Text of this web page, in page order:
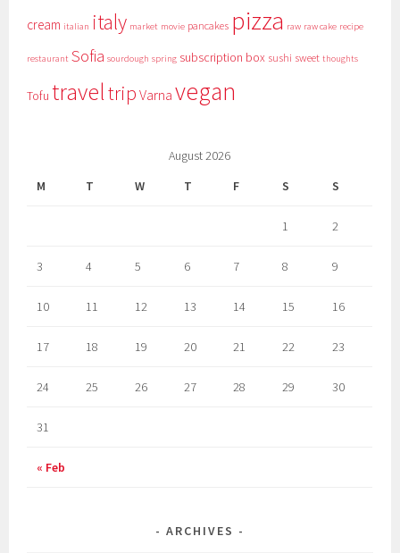
cream italian italy market movie pancakes pizza raw raw cake recipe
restaurant Sofia sourdough spring subscription box sushi sweet thoughts
Tofu traveltrip Varna vegan
August 2026
M
T W T F S S
« Feb
1 2
3 4 5 6 7 8 9
10 11 12 13 14 15 16
17 18 19 20 21 22 23
24 25 26 27 28 29 30
31
ARCHIVES